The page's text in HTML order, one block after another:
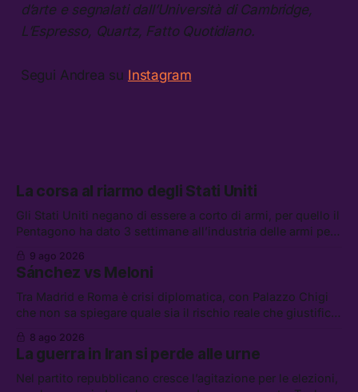
d’arte e segnalati dall’Università di Cambridge,
L’Espresso, Quartz, Fatto Quotidiano.
Segui Andrea su Instagram
La corsa al riarmo degli Stati Uniti
Gli Stati Uniti negano di essere a corto di armi, per quello il
Pentagono ha dato 3 settimane all’industria delle armi per
continuerà ad usare i servizi di Palantir, la protesta contro
La Russa, e la centrale elettrica di Amazon in Texas
9 ago 2026
Sánchez vs Meloni
Tra Madrid e Roma è crisi diplomatica, con Palazzo Chigi
che non sa spiegare quale sia il rischio reale che giustifica
di difesa tra Arabia Saudita, Pakistan e Turchia, la crisi del
carburante irregolare, e un altro caso di IA ribelle
8 ago 2026
La guerra in Iran si perde alle urne
Nel partito repubblicano cresce l’agitazione per le elezioni,